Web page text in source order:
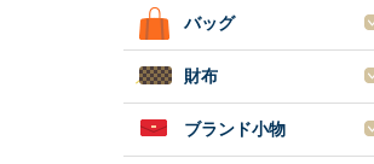
バッグ
財布
ブランド小物